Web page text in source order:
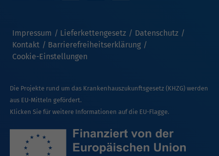
Impressum Lieferkettengesetz
Datenschutz
Kontakt
Barrierefreiheitserklärung
Cookie-Einstellungen
Die Projekte rund um das Krankenhauszukunftsgesetz (KHZG) werden
aus EU-Mitteln gefördert.
Klicken Sie für weitere Informationen auf die EU-Flagge.